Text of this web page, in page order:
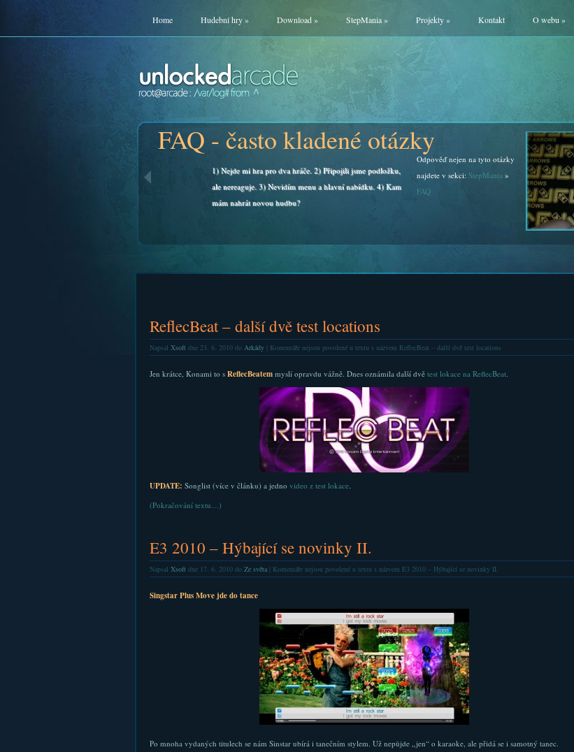
Home Hudební hry» Download» StepMania» Projekty» Kontakt O webu »
FAQ - často kladené otázky
1) Nejde mi hra pro dva hráče. 2) Připojili jsme podložku,
ale nereaguje. 3) Nevidím menu a hlavní nabídku. 4) Kam
mám nahrát novou hudbu?
Odpověď nejen na tyto otázky
najdete v sekci: StepMania»
FAQ
ReflecBeat – další dvě test locations
Napsal Xsoftdne 23. 6. 2010 do Arkády| Komentáře nejsou povolenéu textu s názvem ReflecBeat – další dvě test locations
Jen krátce, Konami to s ReflecBeatem myslí opravdu vážně. Dnes oznámila další dvě test lokace na ReflecBeat.
UPDATE: Songlist (více v článku) a jedno video z test lokace.
(Pokračování textu…)
E3 2010 – Hýbající se novinky II.
Napsal Xsoftdne 17. 6. 2010 do Ze světa| Komentáře nejsou povolenéu textu s názvem E3 2010 – Hýbající se novinky II.
Singstar Plus Move jde do tance
Po mnoha vydaných titulech se nám Sinstar ubírá i tanečním stylem. Už nepůjde „jen“ o karaoke, ale přidá se i samotný tanec.